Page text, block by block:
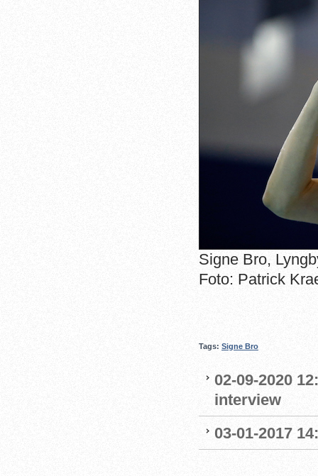
Signe Bro,
Foto: Patrick
Tags: Signe Bro
02-09-2020
interview
03-01-2017